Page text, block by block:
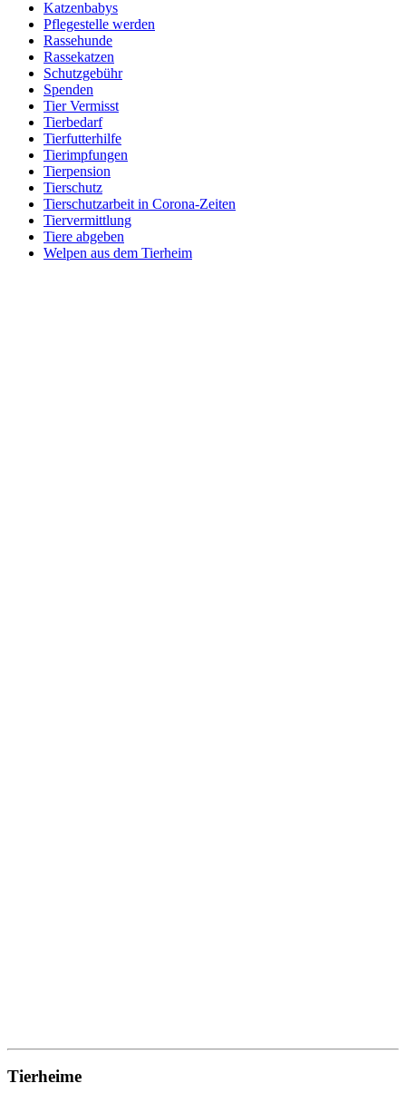
Katzenbabys
Pflegestelle werden
Rassehunde
Rassekatzen
Schutzgebühr
Spenden
Tier Vermisst
Tierbedarf
Tierfutterhilfe
Tierimpfungen
Tierpension
Tierschutz
Tierschutzarbeit in Corona-Zeiten
Tiervermittlung
Tiere abgeben
Welpen aus dem Tierheim
Tierheime